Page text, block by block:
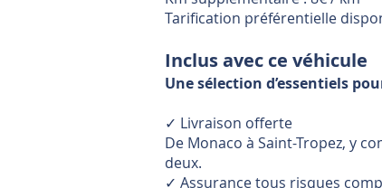
Tarification préférentielle
Inclus avec ce véhicule
Une sélection d’essentiels
✓ Livraison offerte
De Monaco à Saint-Tropez, y
deux.
✓ Assurance tous risques